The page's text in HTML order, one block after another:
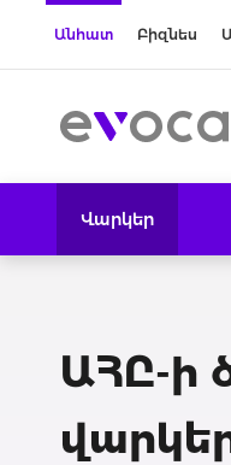
Անհատ Բիզնես
Վարկեր
ԱՀԸ-ի